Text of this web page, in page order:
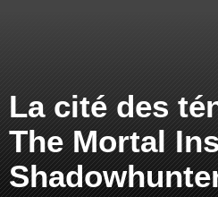
La cité des
The Mortal